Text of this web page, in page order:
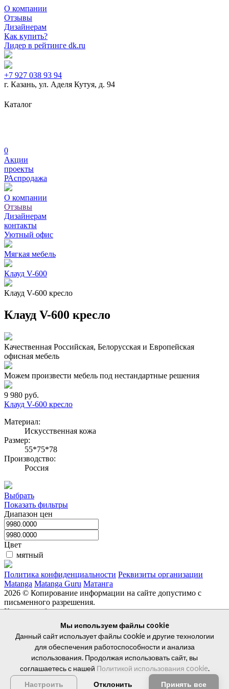
О компании
Отзывы
Дизайнерам
Как купить?
Лидер в рейтинге dk.ru
+7 927 038 93 94
г. Казань, ул. Аделя Кутуя, д. 94
Каталог
Дизайнерская мебель
0
Акции
проекты
РАспродажа
О компании
Отзывы
Дизайнерам
контакты
Уютный офис
Мягкая мебель
Клауд V-600
Клауд V-600 кресло
Клауд V-600 кресло
Качественная Российская, Белорусская и Европейская
офисная мебель
Можем произвести мебель под нестандартные решения
9 980 руб.
Клауд V-600 кресло
Материал:
Искусственная кожа
Размер:
55*75*78
Производство:
Россия
Выбрать
Показать фильтры
Диапазон цен
Цвет
мятный
Политика конфиденциальности Реквизиты организации
Matanga Matanga Guru Матанга
2026 © Копирование информации на сайте допустимо с
письменного разрешения.
Каталог мебели
Журнальные
Кабинеты руководителя
Кресла для руководителей Металлическая мебель Мягкая
Рабочие места для сотрудников
+7 927 038 93 94
г. Казань, ул. Аделя Кутуя, д. 94
Мы используем файлы cookie
Данный сайт использует файлы cookie и другие технологии
для обеспечения работоспособности и анализа
использования. Продолжая использовать сайт, вы
соглашаетесь с нашей Политикой использования cookie.
Настроить Отклонить Принять все